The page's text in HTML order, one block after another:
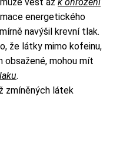
vést až k ohrožení
energetického
navýšil krevní tlak.
že látky mimo kofeinu,
obsažené, mohou mít
.
zmíněných látek